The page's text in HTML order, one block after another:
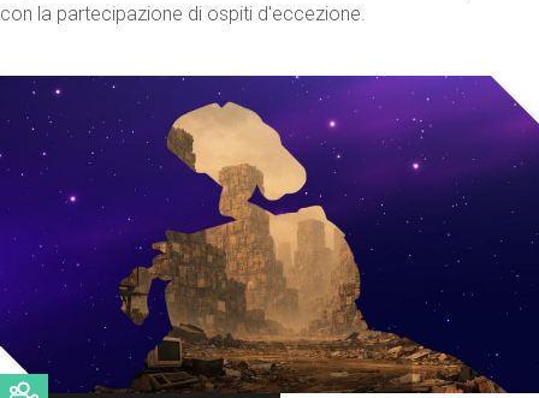
con la partecipazione di ospiti d'eccezione.
Image